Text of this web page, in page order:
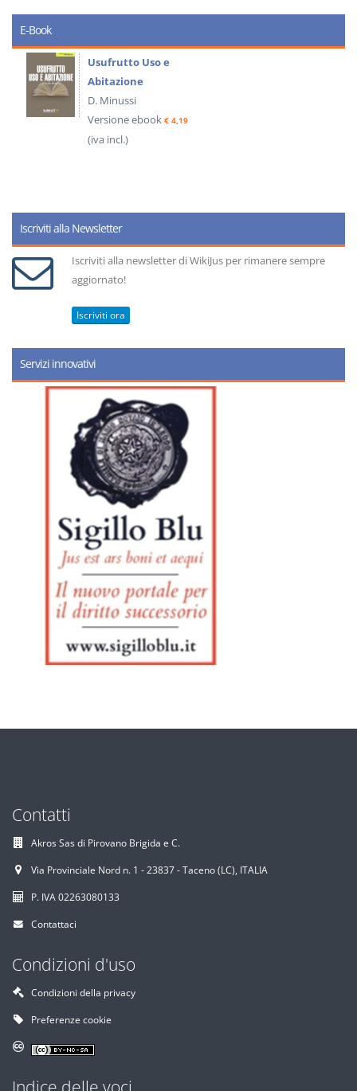
E-Book
Usufrutto Uso e
Abitazione
D. Minussi
Versione ebook € 4,19
(iva incl.)
Iscriviti alla Newsletter
Iscriviti alla newsletter di WikiJus per rimanere sempre
aggiornato!
Iscriviti ora
Servizi innovativi
Contatti
Akros Sas di Pirovano Brigida e C.
Via Provinciale Nord n. 1 - 23837 - Taceno (LC), ITALIA
P. IVA 02263080133
Contattaci
Condizioni d'uso
Condizioni della privacy
Preferenze cookie
Indice delle voci